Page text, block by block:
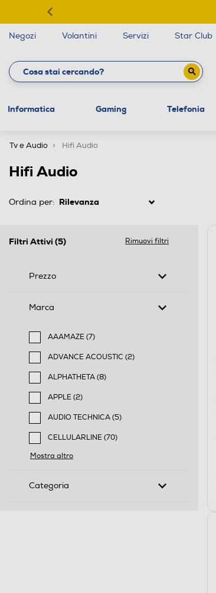
Negozi Volantini Servizi Star Club
Informatica Gaming Telefonia
Tv e Audio Hifi Audio
Hifi Audio
Ordina per:
Filtri Attivi (5) Rimuovi filtri
Prezzo
Marca
AAAMAZE (7)
Filtra per Marca: AAAMAZE
ADVANCE ACOUSTIC (2)
Filtra per Marca: ADVANCE ACOUSTIC
ALPHATHETA (8)
Filtra per Marca: ALPHATHETA
APPLE (2)
Filtra per Marca: APPLE
AUDIO TECHNICA (5)
Filtra per Marca: AUDIO TECHNICA
CELLULARLINE (70)
Filtra per Marca: CELLULARLINE
Mostra altro
Categoria